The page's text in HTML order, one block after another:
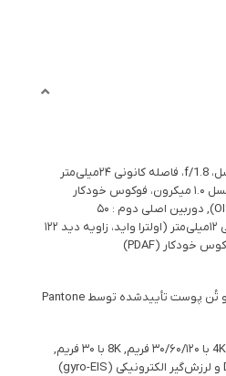
دوربین اصلی اول : ۵۰ مگاپیکسل، f/1.8، فاصله کانونی ۲۴میلی‌متر
(واید)، سنسور ۱/۱.۵۶ اینچ، پیکسل ۱.۰ میکرون، فوکوس خودکار
چندجهته، لرزش‌گیر اپتیکال (OIS), دوربین اصلی دوم : ۵۰
مگاپیکسل، f/2.0، فاصله کانونی ۱۲میلی‌متر (اولترا واید، زاویه دید ۱۲۲
1080p با ۳۰/۶۰/۱۲۰/۲۴۰ فریم, 4K با ۳۰/۶۰/۱۲۰ فریم, 8K با ۳۰ فریم,